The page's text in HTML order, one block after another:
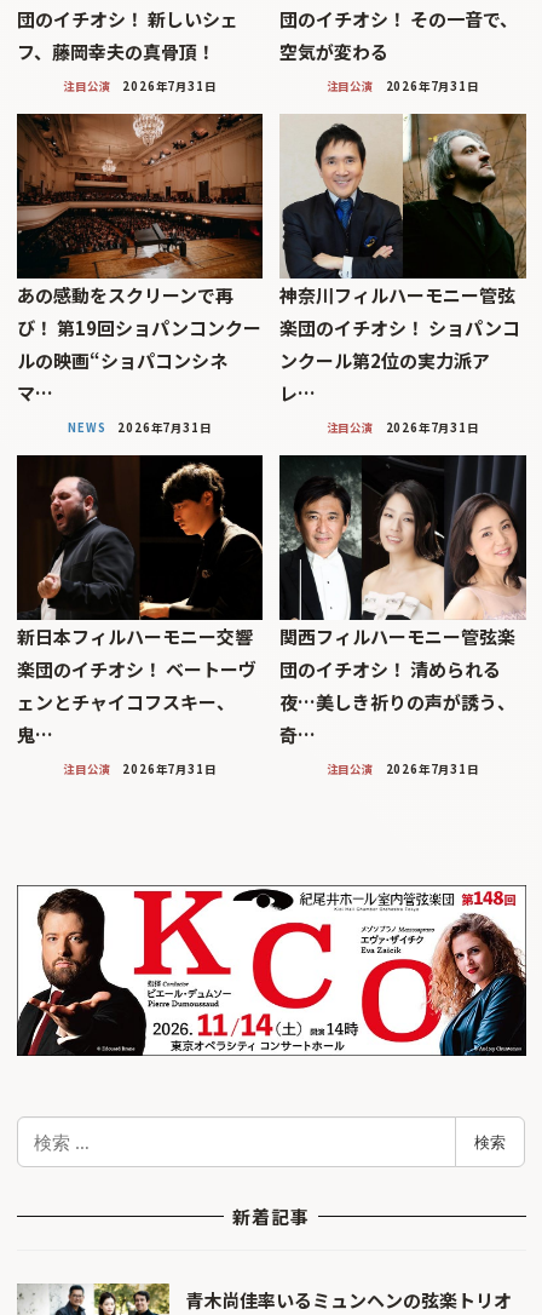
団のイチオシ！ 新しいシェ
フ、藤岡幸夫の真骨頂！
注目公演 2026年7月31日
団のイチオシ！ その一音で、
空気が変わる
注目公演 2026年7月31日
あの感動をスクリーンで再
び！ 第19回ショパンコンクー
ルの映画“ショパコンシネ
マ…
NEWS 2026年7月31日
神奈川フィルハーモニー管弦
楽団のイチオシ！ ショパンコ
ンクール第2位の実力派ア
レ…
注目公演 2026年7月31日
新日本フィルハーモニー交響
楽団のイチオシ！ ベートーヴ
ェンとチャイコフスキー、
鬼…
注目公演 2026年7月31日
関西フィルハーモニー管弦楽
団のイチオシ！ 清められる
夜…美しき祈りの声が誘う、
奇…
注目公演 2026年7月31日
検
検索
新着記事
青木尚佳率いるミュンヘンの弦楽トリオ